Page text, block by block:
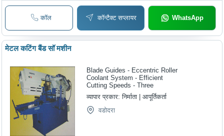
कॉल कॉन्टैक्ट सप्लायर WhatsApp
मेटल कटिंग बैंड सॉ मशीन
Blade Guides - Eccentric Roller
Coolant System - Efficient
Cutting Speeds - Three
व्यापार प्रकार:निर्माता | आपूर्तिकर्ता
वडोदरा